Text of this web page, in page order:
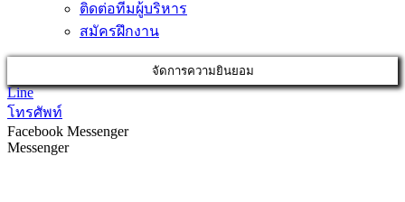
ติดต่อทีมผู้บริหาร
สมัครฝึกงาน
จัดการความยินยอม
Line
โทรศัพท์
Facebook Messenger
Messenger